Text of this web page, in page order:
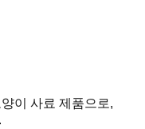
이 사료 제품으로,